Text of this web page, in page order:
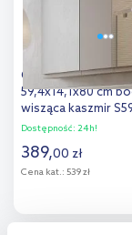
Cersanit Moduo
59,4x14,1x80 cm
wisząca kaszmir
DSM
Dostępność: 24h!
389,00 zł
Cena kat.: 539 zł
Do